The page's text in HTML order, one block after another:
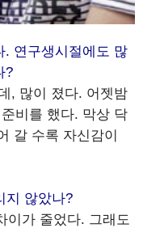
. 연구생시절에도 많
?
, 많이 졌다. 어젯밤
비를 했다. 막상 닥
갈 수록 자신감이
지 않았나?
이가 줄었다. 그래도